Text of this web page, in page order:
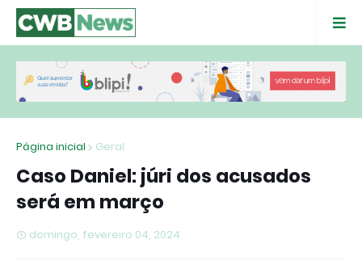
Página inicial Geral
Caso Daniel: júri dos acusados
será em março
domingo, fevereiro 04, 2024